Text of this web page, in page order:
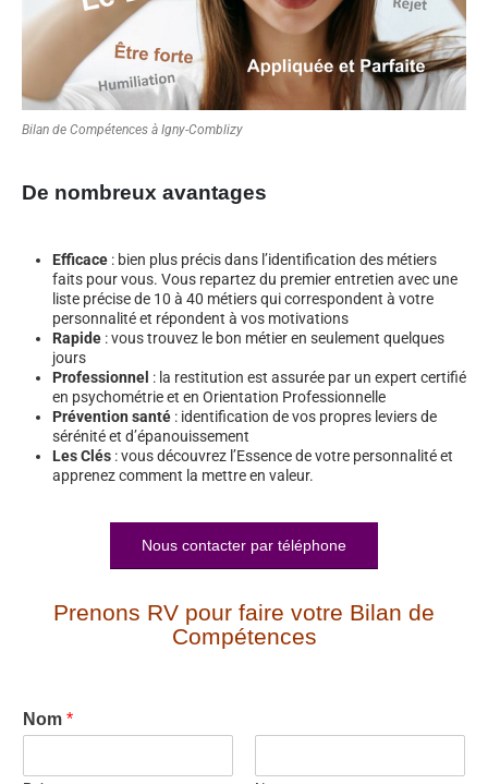
Bilan de Compétences à Igny-Comblizy
De nombreux avantages
Efficace : bien plus précis dans l’identification des métiers
faits pour vous. Vous repartez du premier entretien avec une
liste précise de 10 à 40 métiers qui correspondent à votre
personnalité et répondent à vos motivations
Rapide : vous trouvez le bon métier en seulement quelques
jours
Professionnel : la restitution est assurée par un expert certifié
en psychométrie et en Orientation Professionnelle
Prévention santé : identification de vos propres leviers de
sérénité et d’épanouissement
Les Clés : vous découvrez l’Essence de votre personnalité et
apprenez comment la mettre en valeur.
Nous contacter par téléphone
Prenons RV pour faire votre Bilan de
Compétences
Nom *